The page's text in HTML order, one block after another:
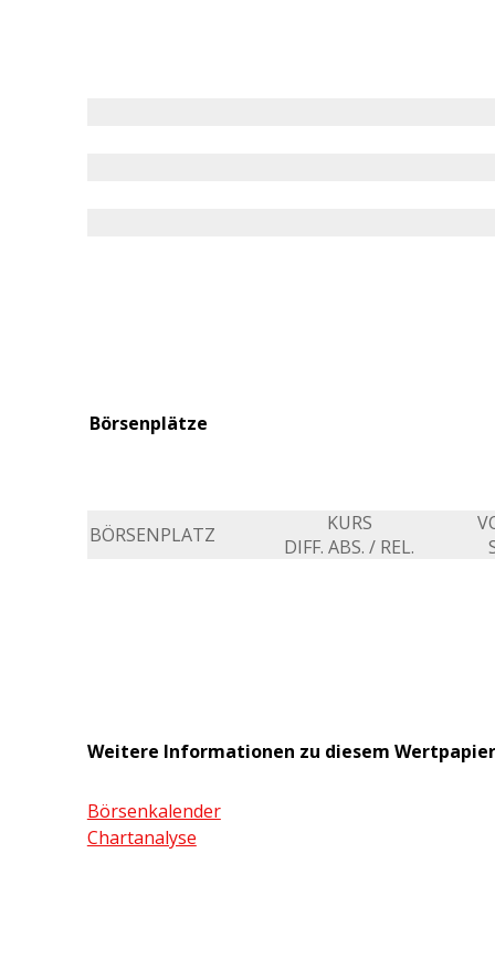
Börsenplätze
BÖRSENPLATZ
KURS
DIFF. ABS. / REL.
Weitere Informationen zu diesem Wertpapier
Börsenkalender
Chartanalyse